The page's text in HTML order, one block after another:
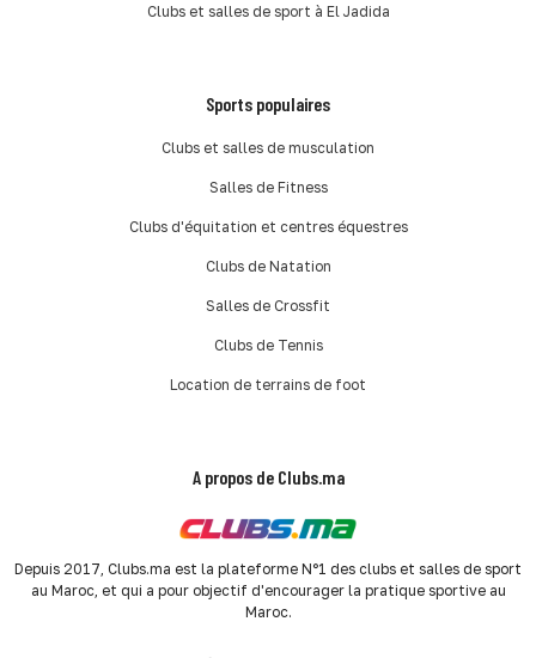
Clubs et salles de sport à El Jadida
Sports populaires
Clubs et salles de musculation
Salles de Fitness
Clubs d'équitation et centres équestres
Clubs de Natation
Salles de Crossfit
Clubs de Tennis
Location de terrains de foot
A propos de Clubs.ma
Depuis 2017, Clubs.ma est la plateforme N°1 des clubs et salles de sport
au Maroc, et qui a pour objectif d'encourager la pratique sportive au
Maroc.